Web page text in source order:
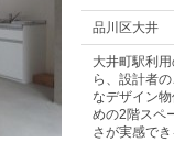
品川区大井
大井町駅利
ら、設計者
なデザイン
めの2階スペ
さが実感で